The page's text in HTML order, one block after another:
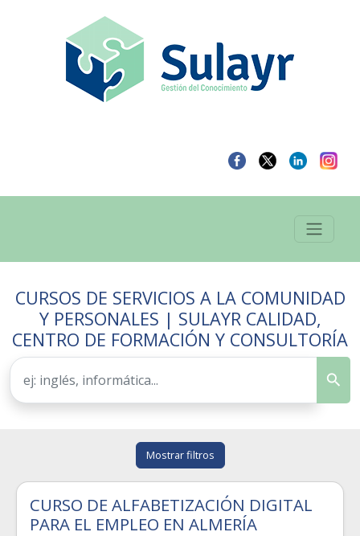
CURSOS DE SERVICIOS A LA COMUNIDAD
Y PERSONALES | SULAYR CALIDAD,
CENTRO DE FORMACIÓN Y CONSULTORÍA
Mostrar filtros
CURSO DE ALFABETIZACIÓN DIGITAL
PARA EL EMPLEO EN ALMERÍA